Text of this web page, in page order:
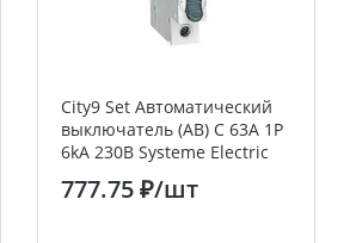
City9 Set Автоматический
выключатель (АВ) С 63А 1P
6kA 230В Systeme Electric
(Schneider Electric)
777.75 ₽/шт